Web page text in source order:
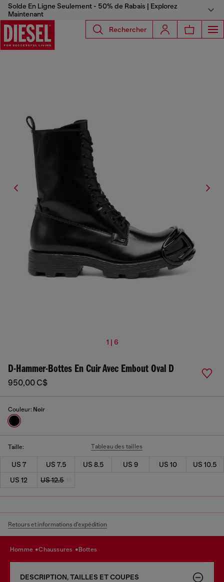
Solde En Ligne Seulement - 50% de Rabais | Explorez
Maintenant
Rechercher
1 | 6
D-Hammer-Bottes En Cuir Avec Embout Oval D
950,00 C$
Couleur: Noir
Taille: Tableau des tailles
US 7 US 7.5 US 8.5 US 9 US 10
US 10.5
US 12
US 12.5
Retours et informations d'expédition
homme chaussures bottes
DESCRIPTION, TAILLES ET COUPES